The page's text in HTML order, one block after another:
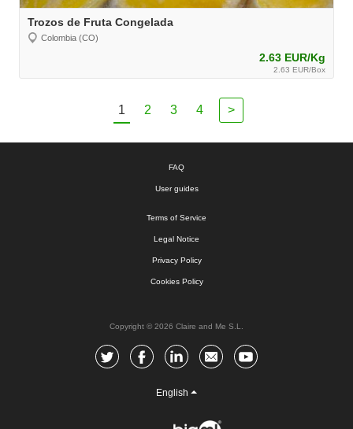
Trozos de Fruta Congelada
Colombia (CO)
2.63 EUR/Kg
2.63 EUR/Box
1 2 3 4 >
FAQ
User guides
Terms of Service
Legal Notice
Privacy Policy
Cookies Policy
English
Copyright © 2026 Claire and Me S.L.